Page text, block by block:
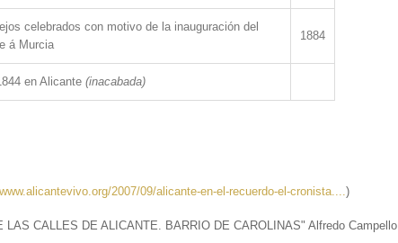
celebrados con motivo de la inauguración del
á Murcia
1884
en Alicante (inacabada)
2007/09/alicante-en-el-recuerdo-el-cronista....)
LAS CALLES DE ALICANTE. BARRIO DE CAROLINAS" Alfredo Campello